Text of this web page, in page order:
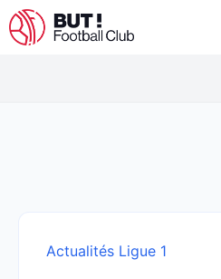
Aller
au
Actualités Ligue 1